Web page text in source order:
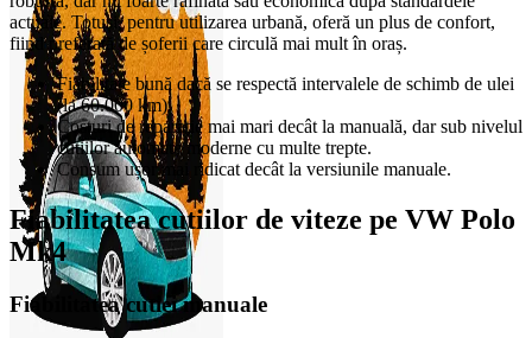
actuale. Totuși, pentru utilizarea urbană, oferă un plus de confort,
fiind preferată de șoferii care circulă mai mult în oraș.
Fiabilitate bună dacă se respectă intervalele de schimb de ulei
(la 60.000 km).
Costuri de reparație mai mari decât la manuală, dar sub nivelul
cutiilor automate moderne cu multe trepte.
Consum ușor mai ridicat decât la versiunile manuale.
Fiabilitatea cutiilor de viteze pe VW Polo
Mk4
Fiabilitatea cutiei manuale